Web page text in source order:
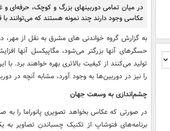
در میان تمامی دوربینهای بزرگ و کوچک، حرفه‌ای و
عکاسی وجود دارند چند نمونه هستند که می‌توانند
به گزارش گروه خواندنی های مشرق به نقل از مهر،
حسگرهای آنها بزرگتر می‌شود، مگاپیکسل آنها
تولید می‌کنند از کیفیت بالاتری بهره خواهند برد.
را نیز در دوربین‌ها به وجود آورد، مشابه آنچه در
چشم‌اندازی به وسعت جهان
در صورتی که عکاس بخواهد تصویری پانوراما را به
برنامه‌های فتوشاپ از تکنیک چسباندن تصاویر به